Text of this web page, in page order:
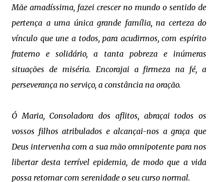
Mãe amadíssima, fazei crescer no mundo o sentido de
pertença a uma única grande família, na certeza do
vínculo que une a todos, para acudirmos, com espírito
fraterno e solidário, a tanta pobreza e inúmeras
situações de miséria. Encorajai a firmeza na fé, a
perseverança no serviço, a constância na oração.
Ó Maria, Consoladora dos aflitos, abraçai todos os
vossos filhos atribulados e alcançai-nos a graça que
Deus intervenha com a sua mão omnipotente para nos
libertar desta terrível epidemia, de modo que a vida
possa retomar com serenidade o seu curso normal.